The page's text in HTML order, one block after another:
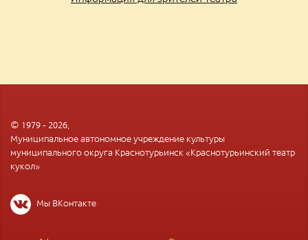
© 1979 - 2026,
Муниципальное автономное учреждение культуры
муниципального округа Краснотурьинск «Краснотурьинский театр
кукол»
Мы ВКонтакте